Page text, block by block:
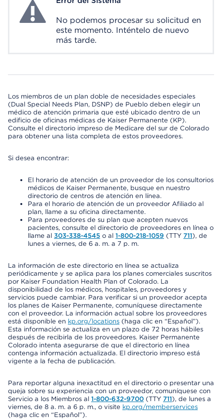
No podemos procesar su solicitud en
este momento. Inténtelo de nuevo
más tarde.
Los miembros de un plan doble de necesidades especiales
(Dual Special Needs Plan, DSNP) de Pueblo deben elegir un
médico de atención primaria que esté ubicado dentro de un
edificio de oficinas médicas de Kaiser Permanente (KP).
Consulte el directorio impreso de Medicare del sur de Colorado
para obtener una lista completa de estos proveedores.
Si desea encontrar:
El horario de atención de un proveedor de los consultorios
médicos de Kaiser Permanente, busque en nuestro
directorio de centros de atención en línea.
Para el horario de atención de un proveedor Afiliado al
plan, llame a su oficina directamente.
Para proveedores de su plan que acepten nuevos
pacientes, consulte el directorio de proveedores en línea o
llame al 303-338-4545 o al 1-800-218-1059 (TTY 711), de
lunes a viernes, de 6 a. m. a 7 p. m.
La información de este directorio en línea se actualiza
periódicamente y se aplica para los planes comerciales suscritos
por Kaiser Foundation Health Plan of Colorado. La
disponibilidad de los médicos, hospitales, proveedores y
servicios puede cambiar. Para verificar si un proveedor acepta
los planes de Kaiser Permanente, comuníquese directamente
con el proveedor. La información actual sobre los proveedores
está disponible en kp.org/locations (haga clic en “Español”).
Esta información se actualiza en un plazo de 72 horas hábiles
después de recibirla de los proveedores. Kaiser Permanente
Colorado intenta asegurarse de que el directorio en línea
contenga información actualizada. El directorio impreso está
vigente a la fecha de publicación.
Para reportar alguna inexactitud en el directorio o presentar una
queja sobre su experiencia con un proveedor, comuníquese con
Servicio a los Miembros al 1-800-632-9700 (TTY 711), de lunes a
viernes, de 8 a. m. a 6 p. m., o visite kp.org/memberservices
(haga clic en “Español”).